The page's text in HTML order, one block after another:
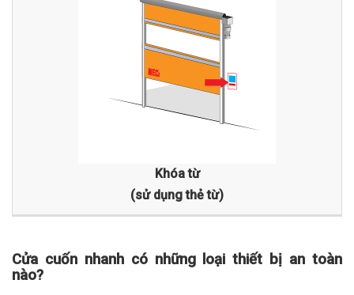
Khóa từ
(sử dụng thẻ từ)
Cửa cuốn nhanh có những loại thiết bị an toàn
nào?